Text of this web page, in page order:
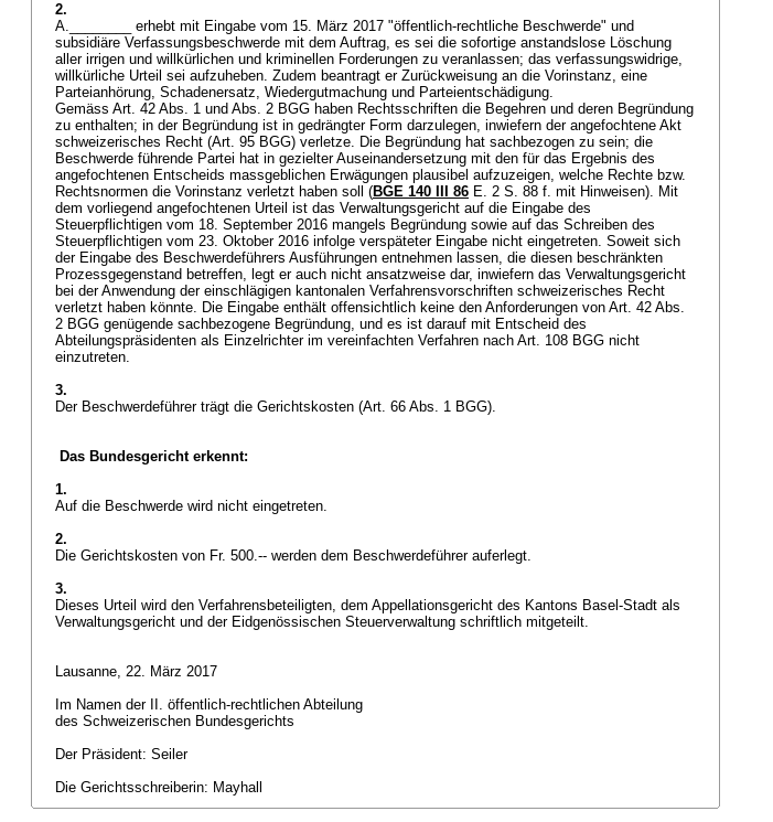
2.
A.________ erhebt mit Eingabe vom 15. März 2017 "öffentlich-rechtliche Beschwerde" und
subsidiäre Verfassungsbeschwerde mit dem Auftrag, es sei die sofortige anstandslose Löschung
aller irrigen und willkürlichen und kriminellen Forderungen zu veranlassen; das verfassungswidrige,
willkürliche Urteil sei aufzuheben. Zudem beantragt er Zurückweisung an die Vorinstanz, eine
Parteianhörung, Schadenersatz, Wiedergutmachung und Parteientschädigung.
Gemäss Art. 42 Abs. 1 und Abs. 2 BGG haben Rechtsschriften die Begehren und deren Begründung
zu enthalten; in der Begründung ist in gedrängter Form darzulegen, inwiefern der angefochtene Akt
schweizerisches Recht (Art. 95 BGG) verletze. Die Begründung hat sachbezogen zu sein; die
Beschwerde führende Partei hat in gezielter Auseinandersetzung mit den für das Ergebnis des
angefochtenen Entscheids massgeblichen Erwägungen plausibel aufzuzeigen, welche Rechte bzw.
Rechtsnormen die Vorinstanz verletzt haben soll (BGE 140 III 86 E. 2 S. 88 f. mit Hinweisen). Mit
dem vorliegend angefochtenen Urteil ist das Verwaltungsgericht auf die Eingabe des
Steuerpflichtigen vom 18. September 2016 mangels Begründung sowie auf das Schreiben des
Steuerpflichtigen vom 23. Oktober 2016 infolge verspäteter Eingabe nicht eingetreten. Soweit sich
der Eingabe des Beschwerdeführers Ausführungen entnehmen lassen, die diesen beschränkten
Prozessgegenstand betreffen, legt er auch nicht ansatzweise dar, inwiefern das Verwaltungsgericht
bei der Anwendung der einschlägigen kantonalen Verfahrensvorschriften schweizerisches Recht
verletzt haben könnte. Die Eingabe enthält offensichtlich keine den Anforderungen von Art. 42 Abs.
2 BGG genügende sachbezogene Begründung, und es ist darauf mit Entscheid des
Abteilungspräsidenten als Einzelrichter im vereinfachten Verfahren nach Art. 108 BGG nicht
einzutreten.
3.
Der Beschwerdeführer trägt die Gerichtskosten (Art. 66 Abs. 1 BGG).
Das Bundesgericht erkennt:
1.
Auf die Beschwerde wird nicht eingetreten.
2.
Die Gerichtskosten von Fr. 500.-- werden dem Beschwerdeführer auferlegt.
3.
Dieses Urteil wird den Verfahrensbeteiligten, dem Appellationsgericht des Kantons Basel-Stadt als
Verwaltungsgericht und der Eidgenössischen Steuerverwaltung schriftlich mitgeteilt.
Lausanne, 22. März 2017
Im Namen der II. öffentlich-rechtlichen Abteilung
des Schweizerischen Bundesgerichts
Der Präsident: Seiler
Die Gerichtsschreiberin: Mayhall